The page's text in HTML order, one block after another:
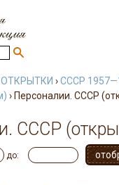
ОТКРЫТКИ ›СССР
› Персоналии. СССР
СССР
до: